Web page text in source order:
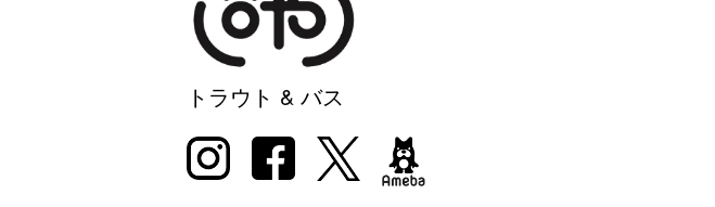
トラウト & バス